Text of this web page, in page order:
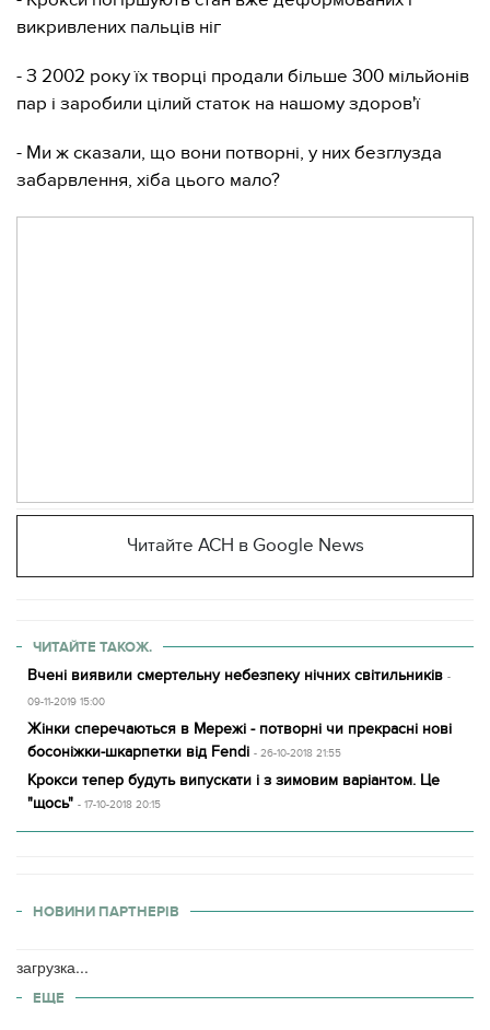
викривлених пальців ніг
- З 2002 року їх творці продали більше 300 мільйонів
пар і заробили цілий статок на нашому здоров'ї
- Ми ж сказали, що вони потворні, у них безглузда
забарвлення, хіба цього мало?
Читайте АСН в Google News
ЧИТАЙТЕ ТАКОЖ.
Вчені виявили смертельну небезпеку нічних світильників -
09-11-2019 15:00
Жінки сперечаються в Мережі - потворні чи прекрасні нові
босоніжки-шкарпетки від Fendi - 26-10-2018 21:55
Крокси тепер будуть випускати і з зимовим варіантом. Це
"щось" - 17-10-2018 20:15
НОВИНИ ПАРТНЕРІВ
загрузка...
ЕЩЕ